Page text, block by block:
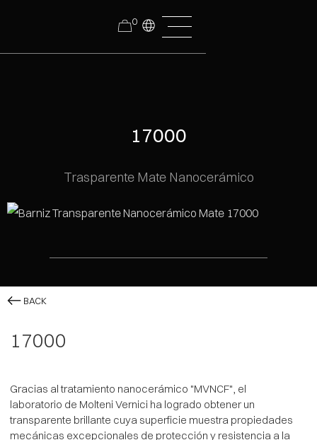
0
17000
Trasparente Mate Nanocerámico
BACK
17000
Gracias al tratamiento nanocerámico "MVNCF", el
laboratorio de Molteni Vernici ha logrado obtener un
transparente brillante cuya superficie muestra propiedades
mecánicas excepcionales de protección y resistencia a la